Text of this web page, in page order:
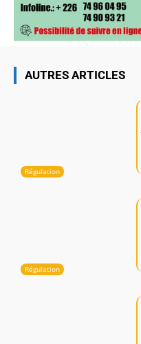
AUTRES ARTICLES
Régulation
Régulation